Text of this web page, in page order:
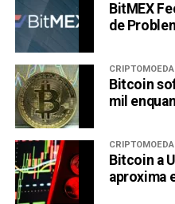
de metaverso a posiciona
fazer milhões de
Como a Pré-
PropiChain
Bilhete para o
A PropiChain já está
criptomoedas e, com sua
BitMEX
de
Bitcoin
mil
Bitcoin a
aproxima